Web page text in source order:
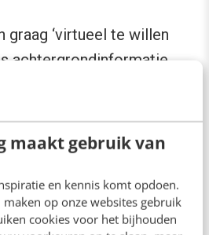
maakt gebruik van
en kennis komt opdoen.
op onze websites gebruik
cookies voor het bijhouden
graag ‘virtueel te willen
achtergrondinformatie
Ook wil men
beoordelingen er zijn
voorbeeld hiervan geeft